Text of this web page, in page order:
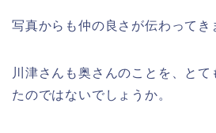
写真からも仲の良さが伝わってき
川津さんも奥さんのことを、とて
たのではないでしょうか。